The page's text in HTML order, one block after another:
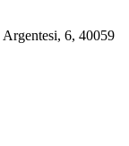
6, 40059